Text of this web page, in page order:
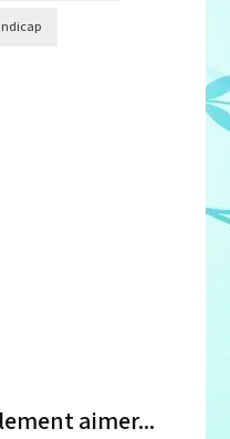
aimer...